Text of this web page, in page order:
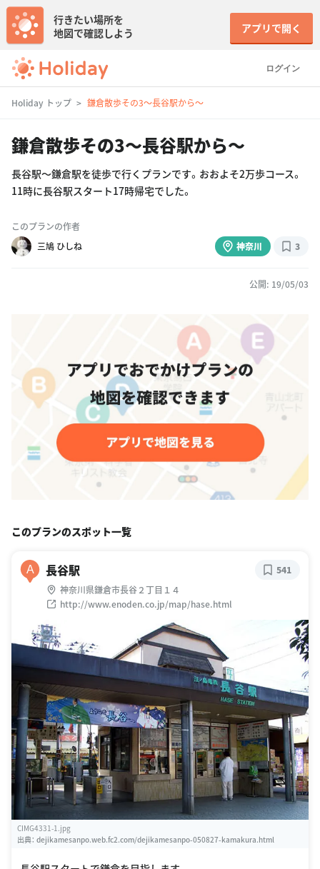
ログイン
行きたい場所を
地図で確認しよう
アプリで開く
Holiday トップ 鎌倉散歩その3〜長谷駅から〜
鎌倉散歩その3〜長谷駅から〜
長谷駅〜鎌倉駅を徒歩で行くプランです。おおよそ2万歩コース。
11時に長谷駅スタート17時帰宅でした。
このプランの作者
三鳩 ひしね
神奈川 3
公開: 19/05/03
このプランのスポット一覧
A 長谷駅
神奈川県鎌倉市長谷２丁目１４
http://www.enoden.co.jp/map/hase.html
541
CIMG4331-1.jpg
出典： dejikamesanpo.web.fc2.com/dejikamesanpo-050827-kamakura.html